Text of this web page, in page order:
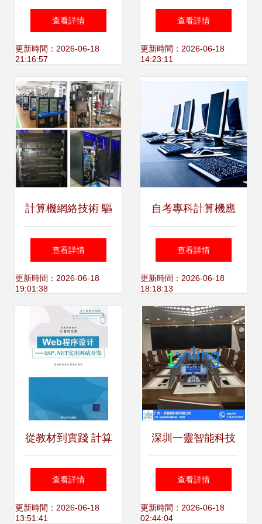
挑戰 當5G與自動
化重塑勞動力市場
查看詳情
更新時間：2026-06-18
21:16:57
機視覺技術 從開發
到應用的革新之旅
查看詳情
更新時間：2026-06-18
14:23:11
計算機網絡技術 驅
動現代計算機技術
開發的核心引擎
查看詳情
更新時間：2026-06-18
19:01:38
自考專科計算機應
用技術專業 計算機
技術開發科目詳解
與學習指南
查看詳情
更新時間：2026-06-18
18:18:13
從教材到實踐 計算
機與互聯網技術開
發的大學教學路徑
查看詳情
更新時間：2026-06-18
13:51:41
深圳一靈智能科技
公司 專業提供手動
液晶屏翻轉器批發
查看詳情
更新時間：2026-06-18
02:44:04